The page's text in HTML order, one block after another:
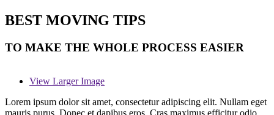
BEST MOVING TIPS
TO MAKE THE WHOLE PROCESS EASIER
View Larger Image
Lorem ipsum dolor sit amet, consectetur adipiscing elit. Nullam eget
mauris purus. Donec et dapibus eros. Cras maximus efficitur odio,